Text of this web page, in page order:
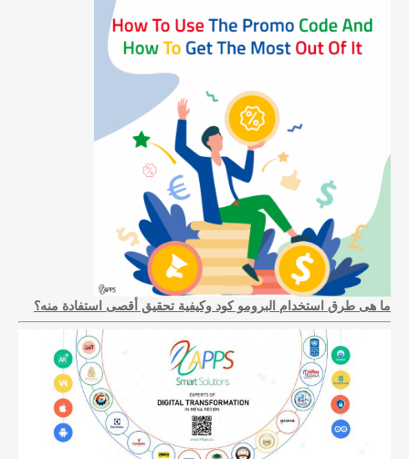
ما هى طرق استخدام البرومو كود وكيفية تحقيق أقصى استفادة منه؟